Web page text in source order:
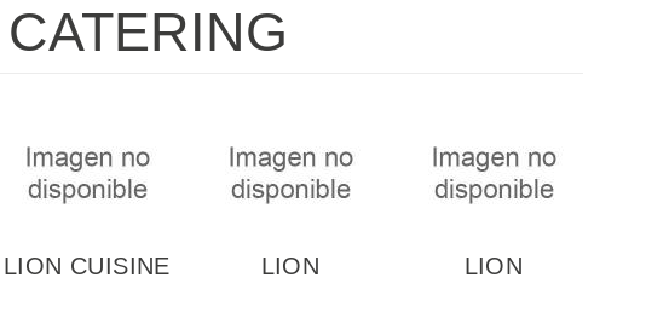
LION CUISINE
LION
LION